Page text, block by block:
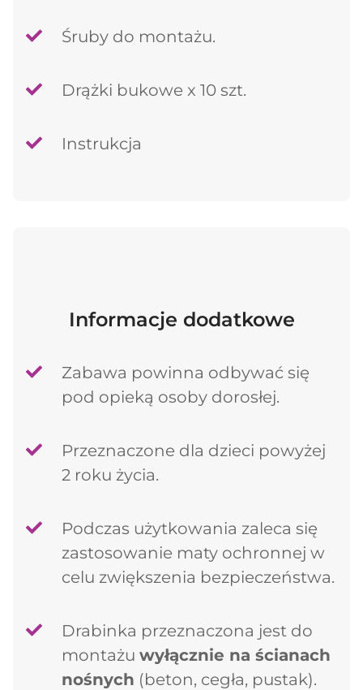
Śruby do montażu.
Drążki bukowe x 10 szt.
Instrukcja
Informacje dodatkowe
Zabawa powinna odbywać się
pod opieką osoby dorosłej.
Przeznaczone dla dzieci powyżej
2 roku życia.
Podczas użytkowania zaleca się
zastosowanie maty ochronnej w
celu zwiększenia bezpieczeństwa.
Drabinka przeznaczona jest do
montażu wyłącznie na ścianach
nośnych (beton, cegła, pustak).